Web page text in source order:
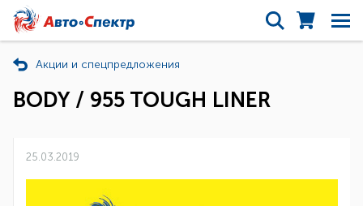
Акции и спецпредложения
BODY / 955 TOUGH LINER
25.03.2019